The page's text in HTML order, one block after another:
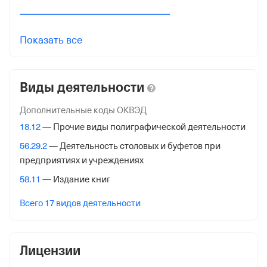
Адрес налоговой
Внебюджетные фонды
Дата регистрации
14 февраля 2017
Наименование территориального органа
Отделение Фонда Пенсионного и Социального
Регистрационный номер ФссРФ
Показать все
Виды деятельности
Дополнительные коды ОКВЭД
18.12— Прочие виды полиграфической деятельности
56.29.2— Деятельность столовых и буфетов при
предприятиях и учреждениях
58.11 — Издание книг
Всего 17 видов деятельности
Лицензии